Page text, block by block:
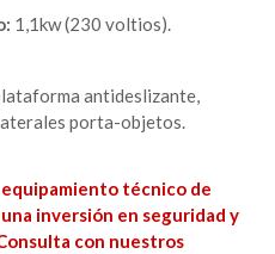
1,1kw (230 voltios).
antideslizante,
porta-objetos.
técnico de
inversión en seguridad y
con nuestros